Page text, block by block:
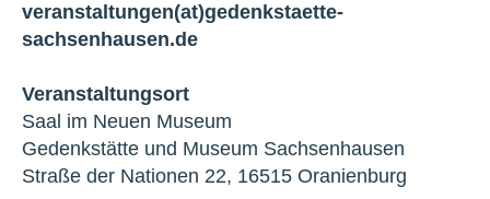
veranstaltungen(at)gedenkstaette-
sachsenhausen.de
Veranstaltungsort
Saal im Neuen Museum
Gedenkstätte und Museum Sachsenhausen
Straße der Nationen 22, 16515 Oranienburg